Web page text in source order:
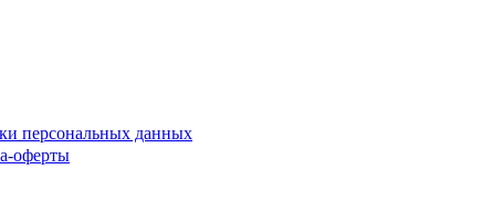
персональных данных
оферты